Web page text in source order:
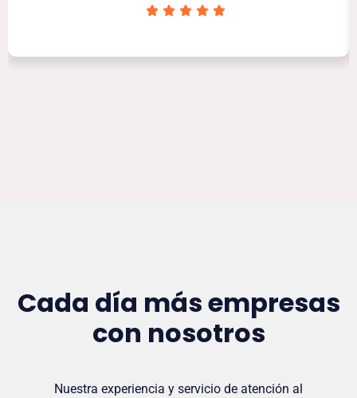
Cada día más empresas
con nosotros
Nuestra experiencia y servicio de atención al